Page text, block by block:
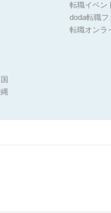
転職イベン
doda転職フ
転職オンラ